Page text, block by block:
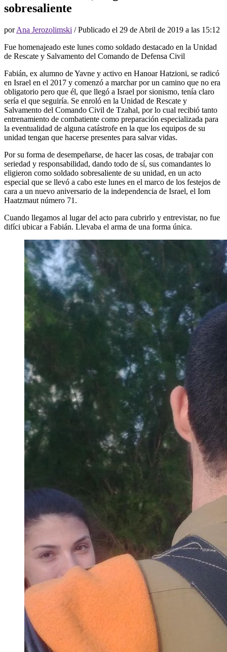
sobresaliente
porAna Jerozolimski / Publicado el 29 de Abril de 2019 a las 15:12
Fue homenajeado este lunes como soldado destacado en la Unidad
de Rescate y Salvamento del Comando de Defensa Civil
Fabián, ex alumno de Yavne y activo en Hanoar Hatzioni, se radicó
en Israel en el 2017 y comenzó a marchar por un camino que no era
obligatorio pero que él, que llegó a Israel por sionismo, tenía claro
sería el que seguiría. Se enroló en la Unidad de Rescate y
Salvamento del Comando Civil de Tzahal, por lo cual recibió tanto
entrenamiento de combatiente como preparación especializada para
la eventualidad de alguna catástrofe en la que los equipos de su
unidad tengan que hacerse presentes para salvar vidas.
Por su forma de desempeñarse, de hacer las cosas, de trabajar con
seriedad y responsabilidad, dando todo de sí, sus comandantes lo
eligieron como soldado sobresaliente de su unidad, en un acto
especial que se llevó a cabo este lunes en el marco de los festejos de
cara a un nuevo aniversario de la independencia de Israel, el Iom
Haatzmaut número 71.
Cuando llegamos al lugar del acto para cubrirlo y entrevistar, no fue
difíci ubicar a Fabián. Llevaba el arma de una forma única.